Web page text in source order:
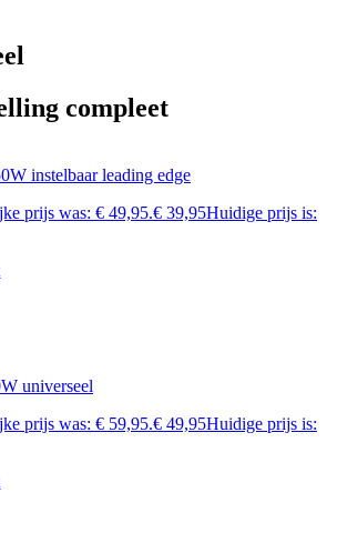
compleet
instelbaar leading edge
prijs was: € 49,95.€ 39,95Huidige prijs is:
universeel
prijs was: € 59,95.€ 49,95Huidige prijs is: